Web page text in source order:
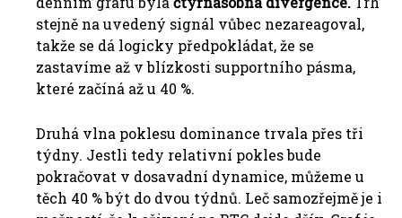
stejně na uvedený signál vůbec nezareagoval,
takže se dá logicky předpokládat, že se
zastavíme až v blízkosti supportního pásma,
které začíná až u 40 %.
Druhá vlna poklesu dominance trvala přes tři
týdny. Jestli tedy relativní pokles bude
pokračovat v dosavadní dynamice, můžeme u
těch 40 % být do dvou týdnů. Leč samozřejmě je i